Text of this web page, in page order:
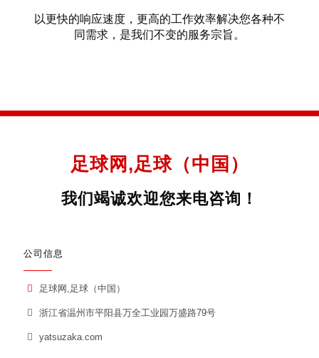
以更快的响应速度，更高的工作效率解决您各种不
同需求，是我们不变的服务宗旨。
足球网,足球（中国）
我们竭诚欢迎您来电咨询！
公司信息
足球网,足球（中国）
浙江省温州市平阳县万全工业园万盛路79号
yatsuzaka.com